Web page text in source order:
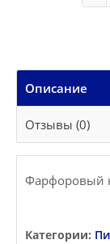
Описание
Отзывы (0)
Фарфоровый
Категории: